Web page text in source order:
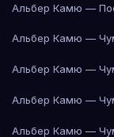
Альбер Камю —
Альбер Камю —
Альбер Камю —
Альбер Камю —
Альбер Камю —